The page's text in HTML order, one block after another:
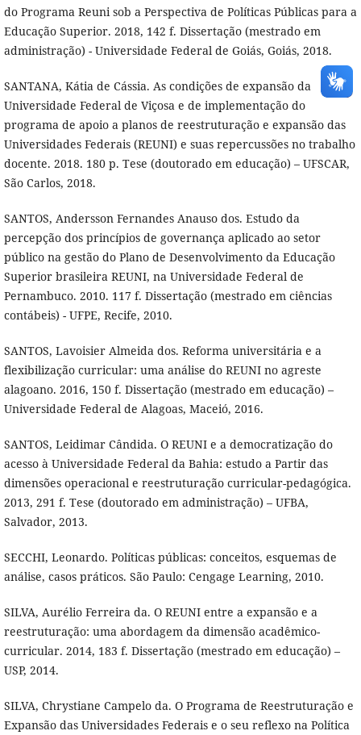
do Programa Reuni sob a Perspectiva de Políticas Públicas para a
Educação Superior. 2018, 142 f. Dissertação (mestrado em
administração) - Universidade Federal de Goiás, Goiás, 2018.
SANTANA, Kátia de Cássia. As condições de expansão da
Universidade Federal de Viçosa e de implementação do
programa de apoio a planos de reestruturação e expansão das
Universidades Federais (REUNI) e suas repercussões no trabalho
docente. 2018. 180 p. Tese (doutorado em educação) – UFSCAR,
São Carlos, 2018.
SANTOS, Andersson Fernandes Anauso dos. Estudo da
percepção dos princípios de governança aplicado ao setor
público na gestão do Plano de Desenvolvimento da Educação
Superior brasileira REUNI, na Universidade Federal de
Pernambuco. 2010. 117 f. Dissertação (mestrado em ciências
contábeis) - UFPE, Recife, 2010.
SANTOS, Lavoisier Almeida dos. Reforma universitária e a
flexibilização curricular: uma análise do REUNI no agreste
alagoano. 2016, 150 f. Dissertação (mestrado em educação) –
Universidade Federal de Alagoas, Maceió, 2016.
SANTOS, Leidimar Cândida. O REUNI e a democratização do
acesso à Universidade Federal da Bahia: estudo a Partir das
dimensões operacional e reestruturação curricular-pedagógica.
2013, 291 f. Tese (doutorado em administração) – UFBA,
Salvador, 2013.
SECCHI, Leonardo. Políticas públicas: conceitos, esquemas de
análise, casos práticos. São Paulo: Cengage Learning, 2010.
SILVA, Aurélio Ferreira da. O REUNI entre a expansão e a
reestruturação: uma abordagem da dimensão acadêmico-
curricular. 2014, 183 f. Dissertação (mestrado em educação) –
USP, 2014.
SILVA, Chrystiane Campelo da. O Programa de Reestruturação e
Expansão das Universidades Federais e o seu reflexo na Política